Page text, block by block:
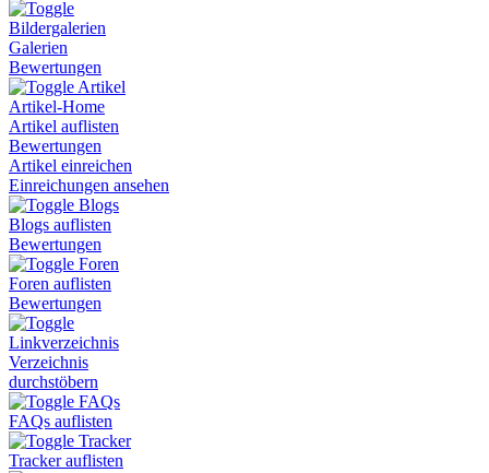
Bildergalerien
Galerien
Bewertungen
Artikel
Artikel-Home
Artikel auflisten
Bewertungen
Artikel einreichen
Einreichungen ansehen
Blogs
Blogs auflisten
Bewertungen
Foren
Foren auflisten
Bewertungen
Linkverzeichnis
Verzeichnis
durchstöbern
FAQs
FAQs auflisten
Tracker
Tracker auflisten